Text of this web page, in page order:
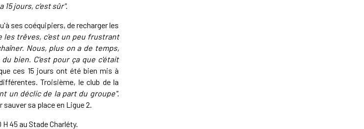
15 jours, c’est sûr".
ses coéquipiers, de recharger les
les trêves, c'est un peu frustrant
Nous, plus on a de temps,
bien. C'est pour ça que c'était
ces 15 jours ont été bien mis à
Troisième, le club de la
un déclic de la part du groupe".
sa place en Ligue 2.
H 45 au Stade Charléty.